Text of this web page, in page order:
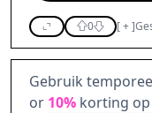
0 [+]
Gebruik
or 10% korting op